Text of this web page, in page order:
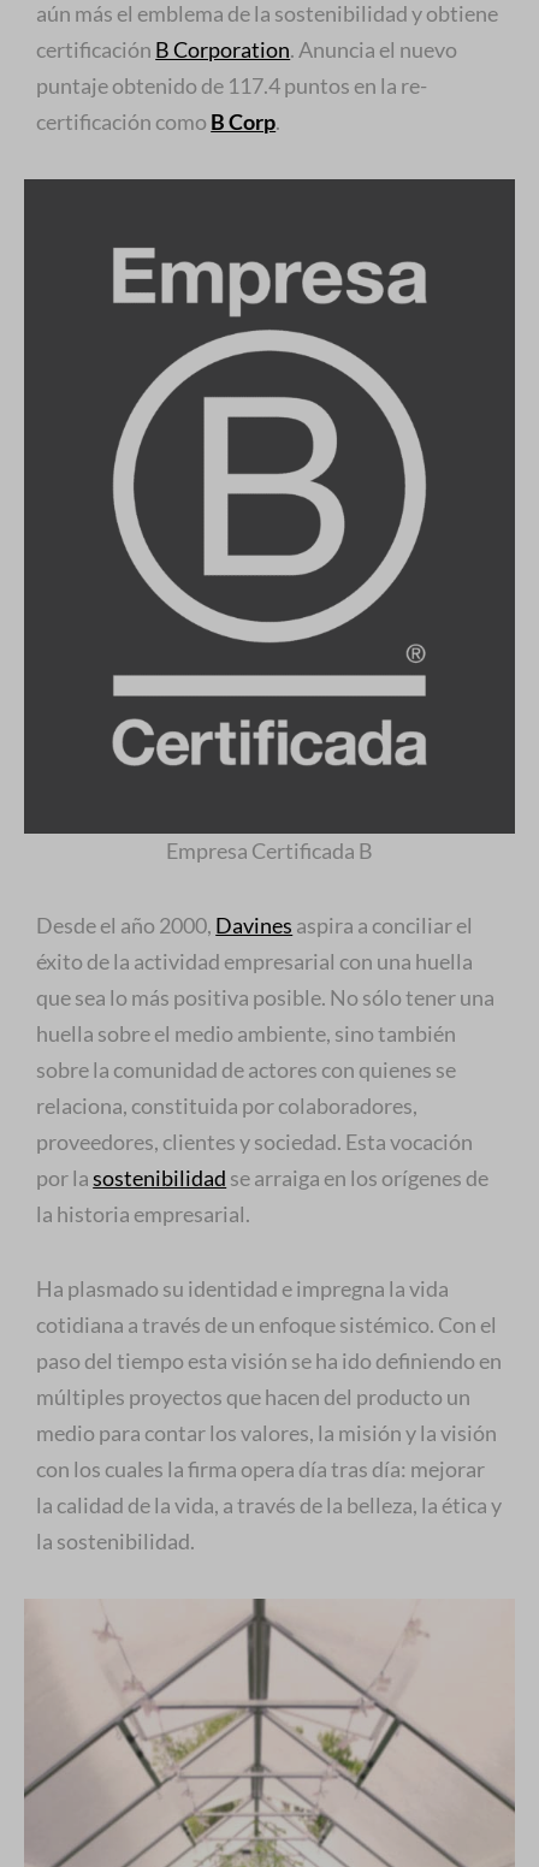
aún más el emblema de la sostenibilidad y obtiene
certificación B Corporation. Anuncia el nuevo
puntaje obtenido de 117.4 puntos en la re-
certificación como B Corp.
Empresa Certificada B
Desde el año 2000, Davines aspira a conciliar el
éxito de la actividad empresarial con una huella
que sea lo más positiva posible. No sólo tener una
huella sobre el medio ambiente, sino también
sobre la comunidad de actores con quienes se
relaciona, constituida por colaboradores,
proveedores, clientes y sociedad. Esta vocación
por lasostenibilidad se arraiga en los orígenes de
la historia empresarial.
Ha plasmado su identidad e impregna la vida
cotidiana a través de un enfoque sistémico. Con el
paso del tiempo esta visión se ha ido definiendo en
múltiples proyectos que hacen del producto un
medio para contar los valores, la misión y la visión
con los cuales la firma opera día tras día: mejorar
la calidad de la vida, a través de la belleza, la ética y
la sostenibilidad.